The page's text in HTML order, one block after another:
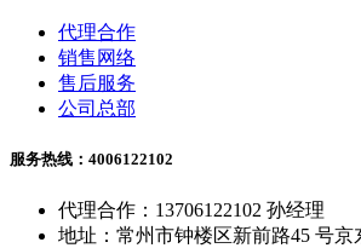
代理合作
销售网络
售后服务
公司总部
服务热线：4006122102
代理合作：13706122102 孙经理
地址：常州市钟楼区新前路45 号